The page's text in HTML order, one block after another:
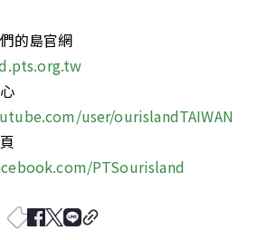
的島官網
user/ourislandTAIWAN
PTSourisland